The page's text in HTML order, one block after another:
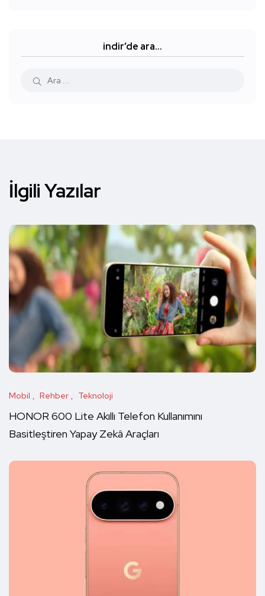
indir’de ara…
İlgili Yazılar
Mobil Rehber Teknoloji
HONOR 600 Lite Akıllı Telefon Kullanımını
Basitleştiren Yapay Zekâ Araçları